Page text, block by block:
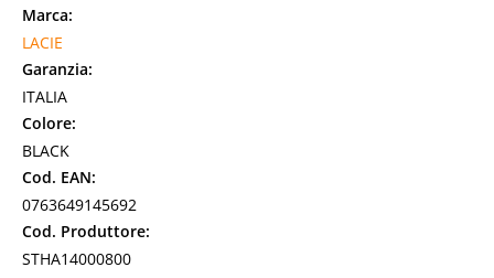
Marca:
LACIE
Garanzia:
ITALIA
Colore:
BLACK
Cod. EAN:
0763649145692
Cod. Produttore:
STHA14000800